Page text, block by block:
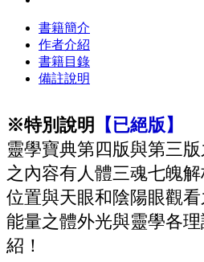
書籍簡介
作者介紹
書籍目錄
備註說明
※特別說明
【已絕版】
靈學寶典第四版與第三
之內容有人體三魂七魄
位置與天眼和陰陽眼觀
能量之體外光與靈學各
紹！
衡山靈學創始人∕許衡山老師
目錄 CONTENTS
前言